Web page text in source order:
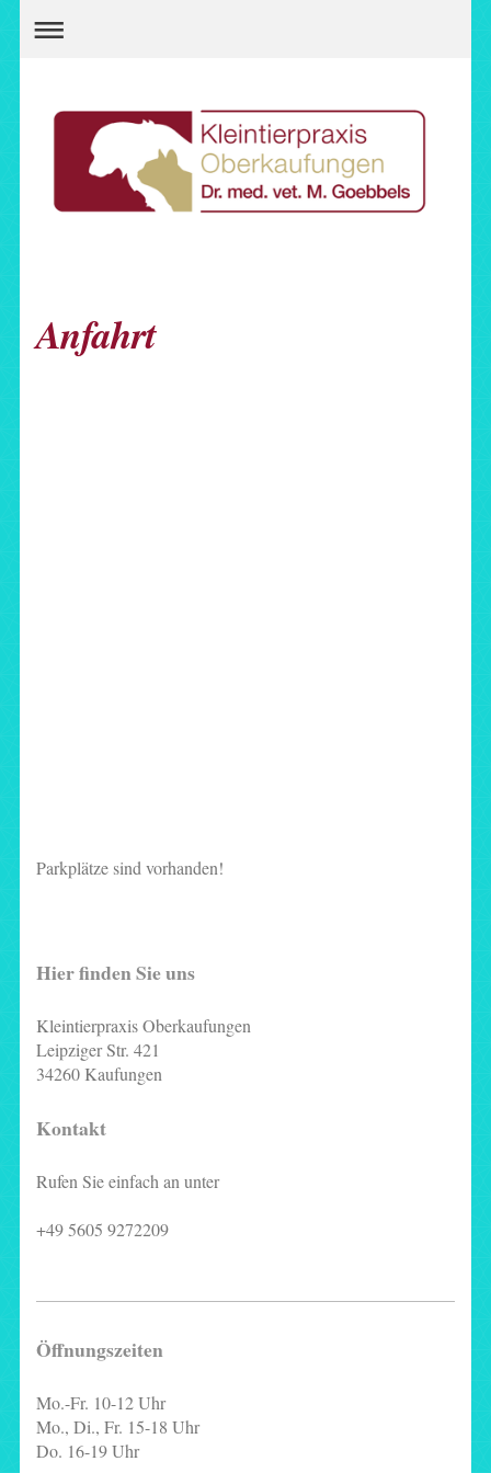
Anfahrt
Parkplätze sind vorhanden!
Hier finden Sie uns
Kleintierpraxis Oberkaufungen
Leipziger Str. 421
34260 Kaufungen
Kontakt
Rufen Sie einfach an unter
+49 5605 9272209
Öffnungszeiten
Mo.-Fr. 10-12 Uhr
Mo., Di., Fr. 15-18 Uhr
Do. 16-19 Uhr